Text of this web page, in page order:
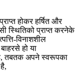
होकर हर्षित और
स्थितिको प्राप्त करनेके
विनाशशील
हो या
तबतक अपने स्वरूपका